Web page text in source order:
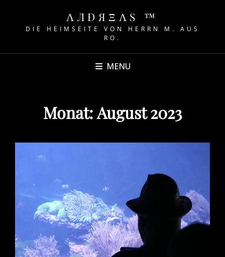
ΛЛÐЯΞΛS ™
DIE HEIMSEITE VON HERRN M. AUS
RO.
MENU
Monat:August 2023